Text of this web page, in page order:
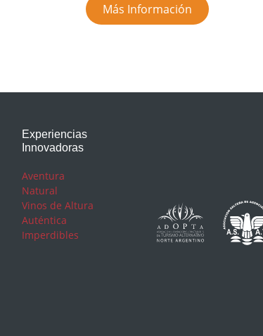
Más Información
Experiencias
Innovadoras
Aventura
Natural
Vinos de Altura
Auténtica
Imperdibles